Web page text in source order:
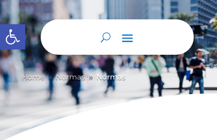
Abrir barra de herramientas
Home 9 Normas 9 Normas